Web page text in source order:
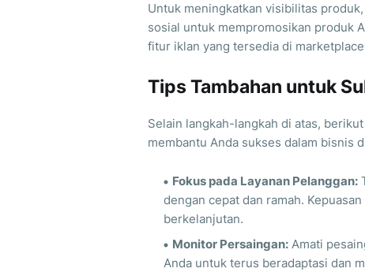
Untuk meningkatkan visibilitas
sosial untuk mempromosikan produk
fitur iklan yang tersedia di
Tips Tambahan untuk
Selain langkah-langkah di atas,
membantu Anda sukses dalam bisnis
Fokus pada Layanan Pelanggan:
dengan cepat dan ramah.
berkelanjutan.
Monitor Persaingan: Amati
Anda untuk terus beradaptasi dan